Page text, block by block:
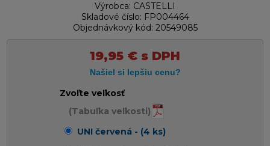
Výrobca: CASTELLI
Skladové číslo: FP004464
Objednávkový kód: 20549085
19,95 € s DPH
Zvoľte veľkosť
(Tabuľka veľkosti)
UNI červená - (4 ks)